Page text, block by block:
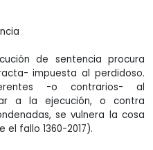
de sentencia procura
impuesta al perdidoso.
-o contrarios- al
a la ejecución, o contra
se vulnera la cosa
fallo 1360-2017).